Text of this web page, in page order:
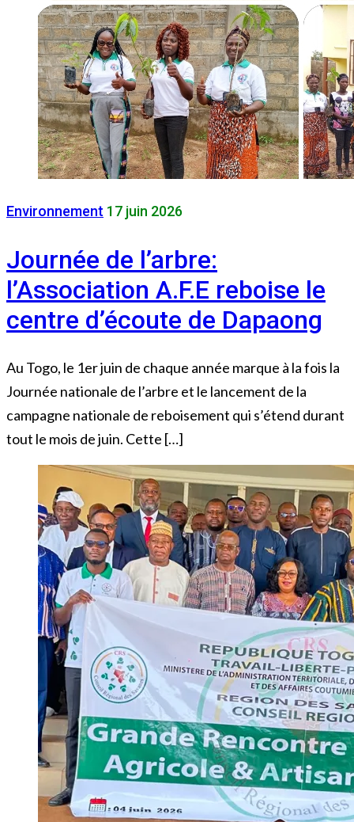
Environnement 17 juin 2026
Journée de l’arbre:
l’Association A.F.E reboise le
centre d’écoute de Dapaong
Au Togo, le 1er juin de chaque année marque à la fois la
Journée nationale de l’arbre et le lancement de la
campagne nationale de reboisement qui s’étend durant
tout le mois de juin. Cette […]